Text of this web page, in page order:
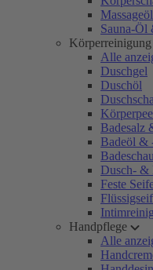
Sauna-Öl
Körperreinigung
Alle
Duschgel
Duschöl
Badesalz
Badeöl &
Dusch- &
Feste
Handpflege
Alle